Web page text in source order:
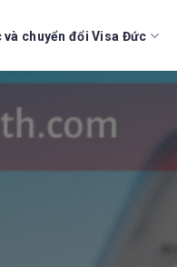
và chuyển đổi Visa Đức